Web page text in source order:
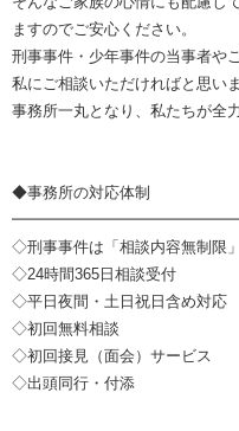
ますのでご安心ください。
刑事事件・少年事件の当事者や
私にご相談いただければと思いま
事務所一丸となり、私たちが全
◆事務所の対応体制
◇刑事事件は「相談内容無制限」
◇24時間365日相談受付
◇平日夜間・土日祝日含め対応
◇初回無料相談
◇初回接見（面会）サービス
◇出頭同行・付添